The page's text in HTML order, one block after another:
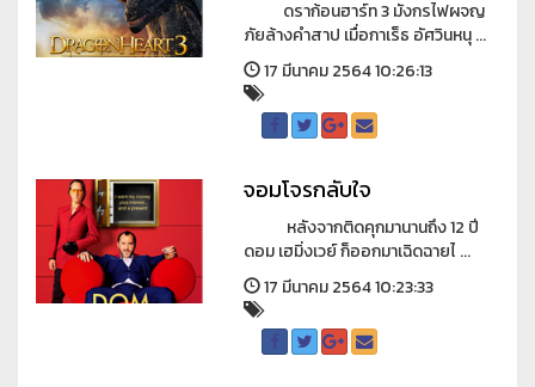
ดราก้อนฮาร์ท 3 มังกรไฟผจญ
ภัยล้างคำสาป เมื่อกาเร็ธ อัศวินหนุ ...
17 มีนาคม 2564 10:26:13
จอมโจรกลับใจ
หลังจากติดคุกมานานถึง 12 ปี
ดอม เฮมิ่งเวย์ ก็ออกมาเฉิดฉายไ ...
17 มีนาคม 2564 10:23:33